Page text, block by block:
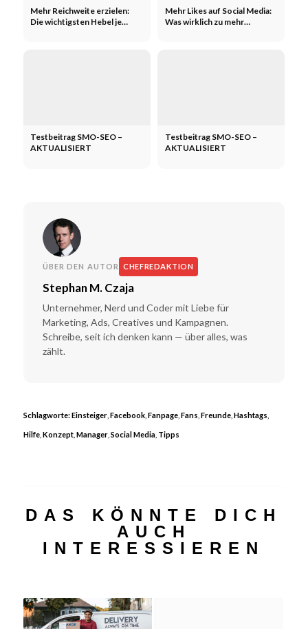
Mehr Reichweite erzielen:
Die wichtigsten Hebel je
Mehr Likes auf Social Media:
Was wirklich zu mehr
Testbeitrag SMO-SEO –
AKTUALISIERT
Testbeitrag SMO-SEO –
AKTUALISIERT
ÜBER DEN AUTOR CHEFREDAKTION
Stephan M. Czaja
Unternehmer, Nerd und Coder mit Liebe für
Marketing, Ads, Creatives und Kampagnen.
Schreibe, seit ich denken kann — über alles, was
zählt.
Schlagworte:Einsteiger, Facebook, Fanpage, Fans Freunde, Hashtags
Hilfe, Konzept, Manager, Social Media, Tipps
DAS KÖNNTE DICH
AUCH
INTERESSIEREN